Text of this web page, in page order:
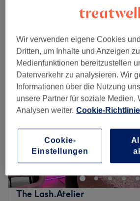
Schnellansicht Saloninfos
Montag
Dienstag
Mittwoch
Donnerstag
Freitag
Samstag
Sonntag
Muss man zum Schönsein wirklich
RivaDerma Frankfurt! Im
Frankfurt am Main kannst du dir die
dauerhaft entfernen lassen, und
Mit der modernen Lasertechnologie
Nd:yag von Lumenis werden die
The Lash.Atelier
Wir verwenden eigene Cookies
Dritten, um Inhalte und Anzeigen
Medienfunktionen bereitzustellen
Datenverkehr zu analysieren. Wir
Informationen über die Nutzung
unsere Partner für soziale Medien,
Analysen weiter. Cookie-
Cookie-
Einstellungen